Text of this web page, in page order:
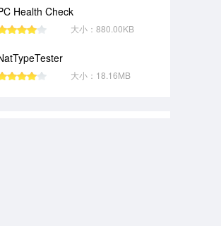
Health Check
大小：880.00KB
大小：18.16MB